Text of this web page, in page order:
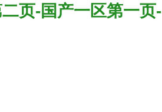
页-国产一区第一页-